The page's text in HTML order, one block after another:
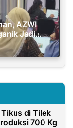
AZWI
Jadi
di Tilek
700 Kg